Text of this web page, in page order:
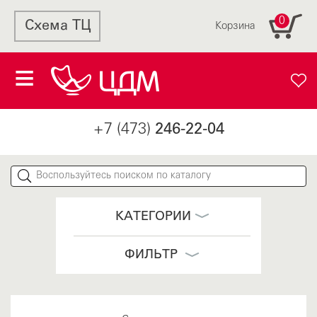
Схема ТЦ Корзина 0
+7 (473) 246-22-04
КАТЕГОРИИ
ФИЛЬТР